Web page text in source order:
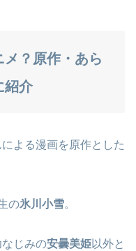
？原作・あら
紹介
よる漫画を原作とした
の氷川小雪。
じみの安曇美姫以外と